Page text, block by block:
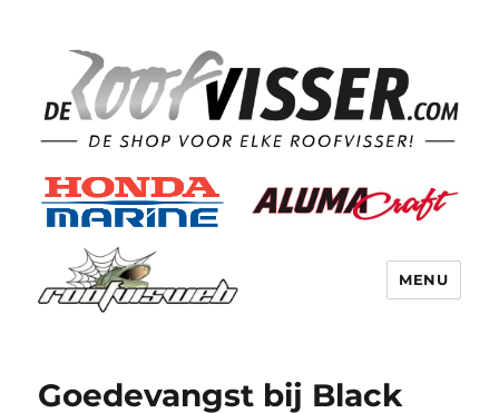
MENU
Goedevangst bij Black